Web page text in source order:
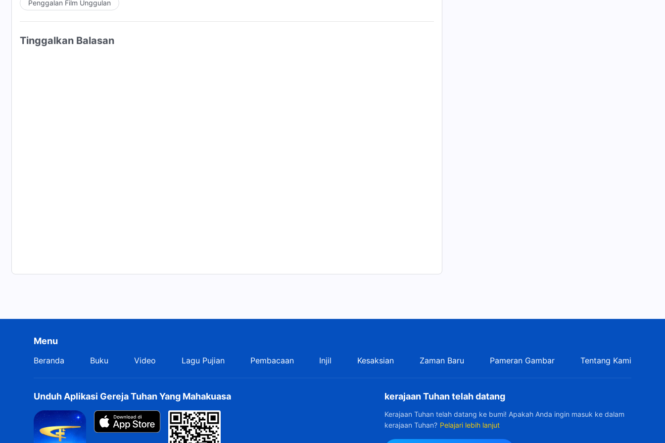
Penggalan Film Unggulan
Tinggalkan Balasan
Menu
Beranda Buku Video Lagu Pujian Pembacaan Injil Kesaksian Zaman Baru Pameran Gambar Tentang Kami
Unduh Aplikasi Gereja Tuhan Yang Mahakuasa kerajaan Tuhan telah datang
Kerajaan Tuhan telah datang ke bumi! Apakah Anda ingin masuk ke dalam
kerajaan Tuhan? Pelajari lebih lanjut